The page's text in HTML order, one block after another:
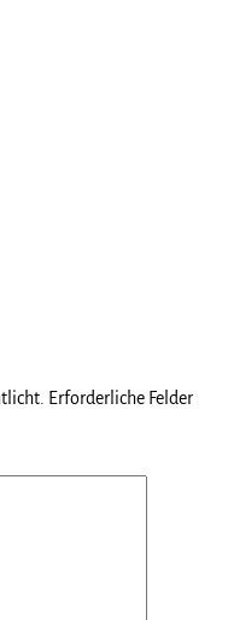
Erforderliche Felder